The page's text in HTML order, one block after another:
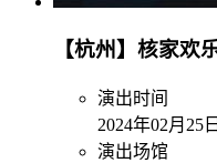
【杭州】核家欢
演出时间
2024年02月25
演出场馆